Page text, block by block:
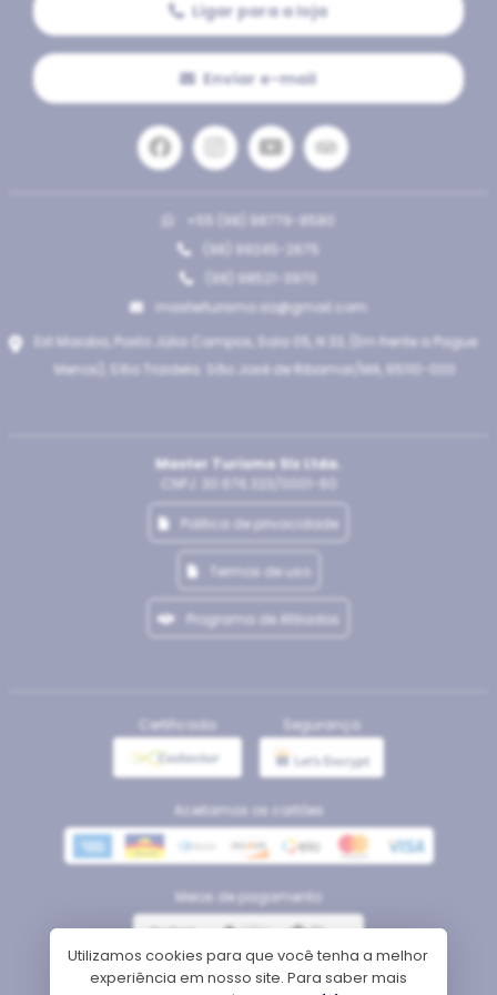
Ligar para a loja
Enviar e-mail
+55 (98) 98779-8580
(98) 99245-2675
(98) 98521-3970
masterturismo.slz@gmail.com
Est Maioba, Posto Júlia Campos, Sala 05, N 33, (Em frente a Pague
Menos), Sítio Trizidela. São José de Ribamar/MA, 65110-000
Master Turismo Slz Ltda.
CNPJ: 30.676.323/0001-60
Politica de privacidade
Termos de uso
Programa de Afiliados
Certificada Segurança
Aceitamos os cartões
Meios de pagamento
Utilizamos cookies para que você tenha a melhor
experiência em nosso site. Para saber mais